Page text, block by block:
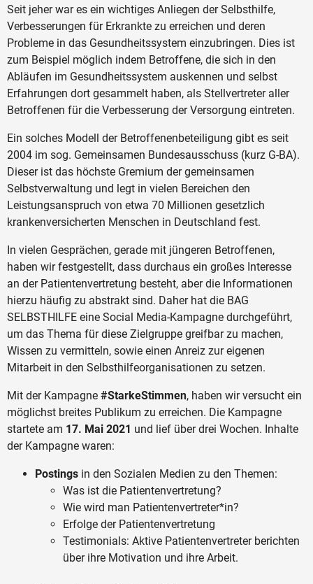
Seit jeher war es ein wichtiges Anliegen der Selbsthilfe,
Verbesserungen für Erkrankte zu erreichen und deren
Probleme in das Gesundheitssystem einzubringen. Dies ist
zum Beispiel möglich indem Betroffene, die sich in den
Abläufen im Gesundheitssystem auskennen und selbst
Erfahrungen dort gesammelt haben, als Stellvertreter aller
Betroffenen für die Verbesserung der Versorgung eintreten.
Ein solches Modell der Betroffenenbeteiligung gibt es seit
2004 im sog. Gemeinsamen Bundesausschuss (kurz G-BA).
Dieser ist das höchste Gremium der gemeinsamen
Selbstverwaltung und legt in vielen Bereichen den
Leistungsanspruch von etwa 70 Millionen gesetzlich
krankenversicherten Menschen in Deutschland fest.
In vielen Gesprächen, gerade mit jüngeren Betroffenen,
haben wir festgestellt, dass durchaus ein großes Interesse
an der Patientenvertretung besteht, aber die Informationen
hierzu häufig zu abstrakt sind. Daher hat die BAG
SELBSTHILFE eine Social Media-Kampagne durchgeführt,
um das Thema für diese Zielgruppe greifbar zu machen,
Wissen zu vermitteln, sowie einen Anreiz zur eigenen
Mitarbeit in den Selbsthilfeorganisationen zu setzen.
Mit der Kampagne #StarkeStimmen, haben wir versucht ein
möglichst breites Publikum zu erreichen. Die Kampagne
startete am 17. Mai 2021 und lief über drei Wochen. Inhalte
der Kampagne waren:
Postings in den Sozialen Medien zu den Themen:
Was ist die Patientenvertretung?
Wie wird man Patientenvertreter*in?
Erfolge der Patientenvertretung
Testimonials: Aktive Patientenvertreter berichten
über ihre Motivation und ihre Arbeit.